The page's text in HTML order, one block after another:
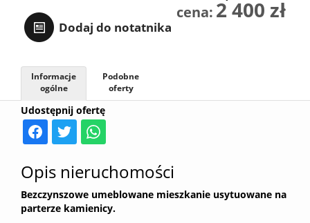
Sprzedaj
cena: 2 400 zł
Dodaj do notatnika
Udostępnij ofertę
Informacje
ogólne
Podobne
oferty
Opis nieruchomości
Bezczynszowe umeblowane mieszkanie usytuowane na
parterze kamienicy.